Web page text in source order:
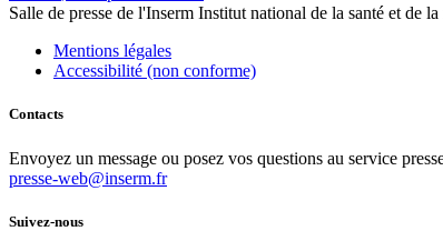
Salle de presse de l'Inserm Institut national de la santé et de
Mentions légales
Accessibilité (non conforme)
Contacts
Envoyez un message ou posez vos questions au service
presse-web@inserm.fr
Suivez-nous